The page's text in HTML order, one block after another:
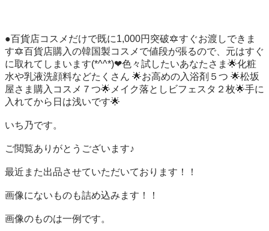
●百貨店コスメだけで既に1,000円突破🔯すぐお渡しできま
す🔯百貨店購入の韓国製コスメで値段が張るので、元はすぐ
に取れてしまいます(*^^*)❤色々試したいあなたさま🌟化粧
水や乳液洗顔料などたくさん 🌟お高めの入浴剤５つ 🌟松坂
屋さま購入コスメ７つ🌟メイク落としビフェスタ２枚🌟手に
入れてから日は浅いです🌟
いち乃です。
ご閲覧ありがとうございます♪
最近また出品させていただいております！！
画像にないものも詰め込みます！！
画像のものは一例です。